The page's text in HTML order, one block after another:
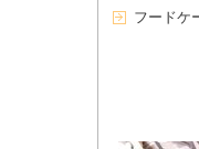
フードケ